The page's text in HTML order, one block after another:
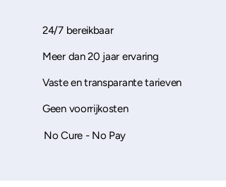
24/7 bereikbaar
Meer dan 20 jaar ervaring
Vaste en transparante tarieven
Geen voorrijkosten
No Cure - No Pay